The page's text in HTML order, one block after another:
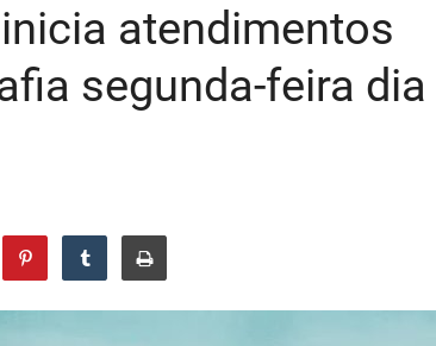
atendimentos
segunda-feira dia